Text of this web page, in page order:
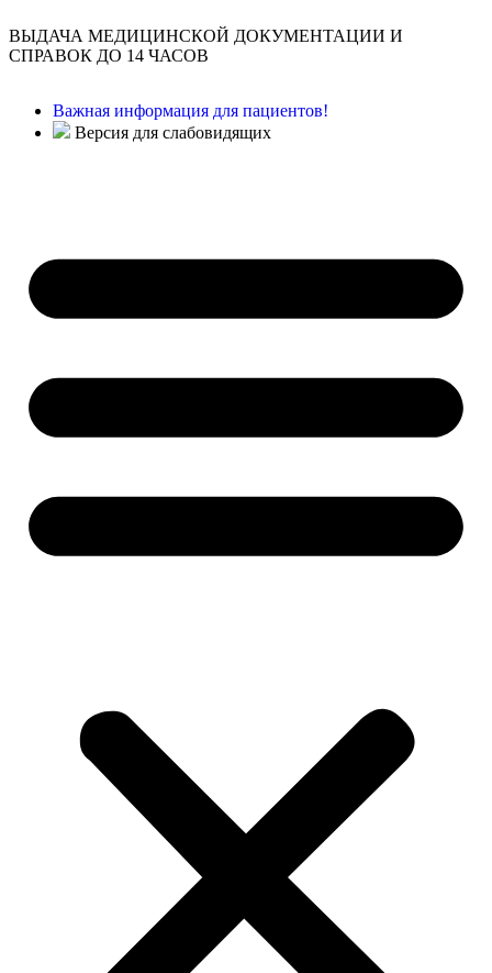
ВЫДАЧА МЕДИЦИНСКОЙ ДОКУМЕНТАЦИИ И
СПРАВОК ДО 14 ЧАСОВ
Важная информация для пациентов!
Версия для слабовидящих